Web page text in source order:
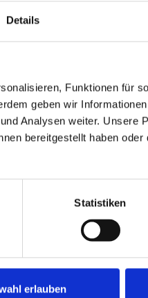
Details
Funktionen für
geben wir
Analysen weiter. Unsere
bereitgestellt haben
Statistiken
erlauben
590 m²
FLÄCHE